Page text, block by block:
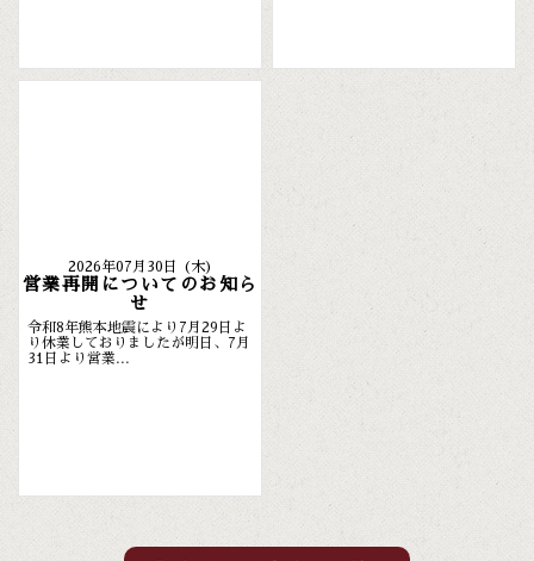
2026年07月30日 (木)
営業再開についてのお知ら
せ
令和8年熊本地震により7月29日よ
り休業しておりましたが明日、7月
31日より営業...